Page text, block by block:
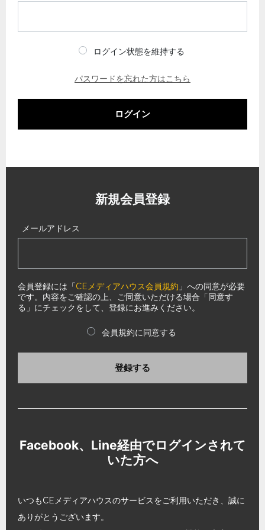
ログイン状態を維持する
パスワードを忘れた方はこちら
ログイン
新規会員登録
メールアドレス
会員登録には「CEメディアハウス会員規約 」への同意が必要
です。内容をご確認の上、ご同意いただける場合「同意す
る」にチェックをして、登録にお進みください。
会員規約に同意する
登録する
Facebook、Line経由でログインされて
いた方へ
いつもCEメディアハウスのサービスをご利用いただき、誠に
ありがとうございます。